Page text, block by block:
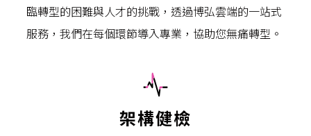
臨轉型的困難與人才的挑戰，透過博弘雲端的一站式
服務，我們在每個環節導入專業，協助您無痛轉型。
架構健檢